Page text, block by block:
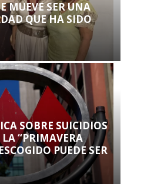
MUEVE SER UNA
QUE HA SIDO
SOBRE SUICIDIOS
“PRIMAVERA
PUEDE SER